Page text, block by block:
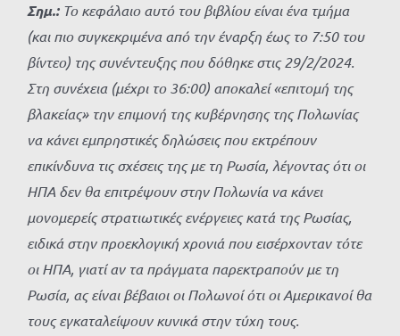
Σημ.:Το κεφάλαιο αυτό του βιβλίου είναι ένα τμήμα
(και πιο συγκεκριμένα από την έναρξη έως το 7:50 του
βίντεο) της συνέντευξης που δόθηκε στις 29/2/2024.
Στη συνέχεια (μέχρι το 36:00) αποκαλεί «επιτομή της
βλακείας» την επιμονή της κυβέρνησης της Πολωνίας
να κάνει εμπρηστικές δηλώσεις που εκτρέπουν
επικίνδυνα τις σχέσεις της με τη Ρωσία, λέγοντας ότι οι
ΗΠΑ δεν θα επιτρέψουν στην Πολωνία να κάνει
μονομερείς στρατιωτικές ενέργειες κατά της Ρωσίας,
ειδικά στην προεκλογική χρονιά που εισέρχονταν τότε
οι ΗΠΑ, γιατί αν τα πράγματα παρεκτραπούν με τη
Ρωσία, ας είναι βέβαιοι οι Πολωνοί ότι οι Αμερικανοί θα
τους εγκαταλείψουν κυνικά στην τύχη τους.